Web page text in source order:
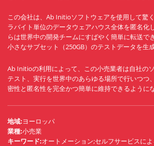
この会社は、Ab Initioソフトウェアを使用して驚
ラバイト単位のデータウェアハウス全体を匿名化
らは世界中の開発チームにすばやく簡単に転送で
小さなサブセット（250GB）のテストデータを生
Ab Initioの利用によって、この小売業者は自社の
テスト、実行を世界中のあらゆる場所で行いつつ
密性と匿名性を完全かつ簡単に維持できるように
地域:ヨーロッパ
業種:小売業
キーワード:オートメーション;セルフサービスに